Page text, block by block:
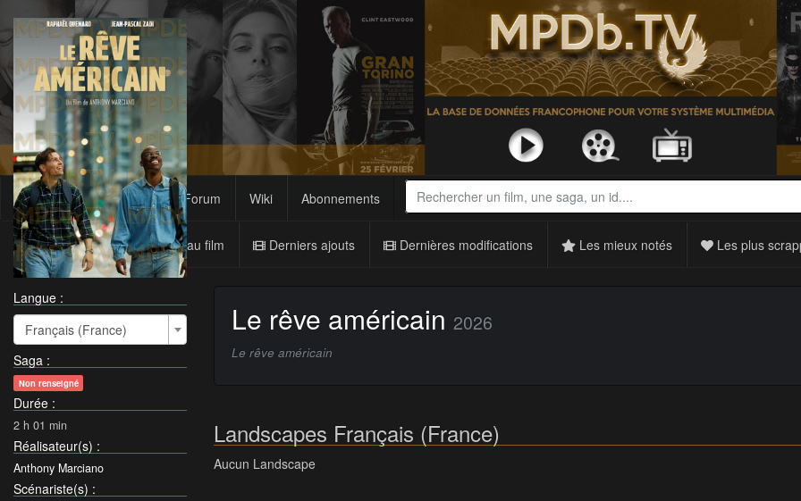
Films Sagas Forum Wiki Abonnements
Nouveau film Derniers ajouts Dernières modifications Les mieux notés Les plus
Langue :
Français (France)
Saga :
Non renseigné
Durée :
2 h 01 min
Réalisateur(s) :
Anthony Marciano
Scénariste(s) :
Le rêve américain 2026
Le rêve américain
Landscapes Français (France)
Aucun Landscape